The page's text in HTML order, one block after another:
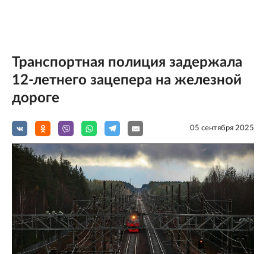
Транспортная полиция задержала
12-летнего зацепера на железной
дороге
05 сентября 2025